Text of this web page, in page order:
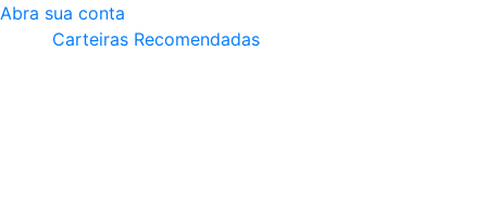
Abra sua conta
Carteiras Recomendadas